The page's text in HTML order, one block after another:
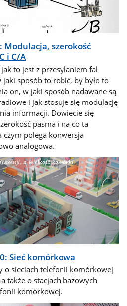
Modulacja, szerokość
i C/A
to jest z przesyłaniem fal
sposób to robić, by było to
on, w jaki sposób nadawane są
i jak stosuje się modulację
informacji. Dowiecie się
pasma i na co ta
czym polega konwersja
analogowa.
Sieć komórkowa
o sieciach telefonii komórkowej
także o stacjach bazowych
komórkowej.